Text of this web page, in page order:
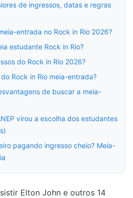
de ingressos, datas e regras
entrada no Rock in Rio 2026?
estudante Rock in Rio?
do Rock in Rio 2026?
Rock in Rio meia-entrada?
de buscar a meia-
virou a escolha dos estudantes
pagando ingresso cheio? Meia-
Elton John e outros 14